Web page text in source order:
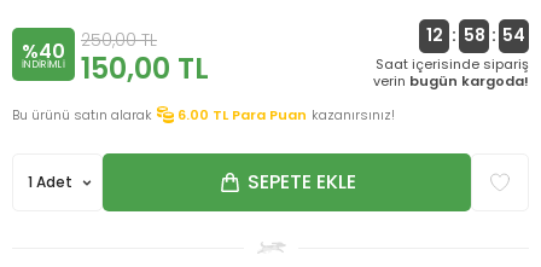
%40
INDIRIMLI
250,00TL
150,00 TL
12 : 58 : 54
Saat içerisinde sipariş
verin bugün kargoda!
Bu ürünü satın alarak
6.00 TL Para Puan kazanırsınız!
SEPETE EKLE